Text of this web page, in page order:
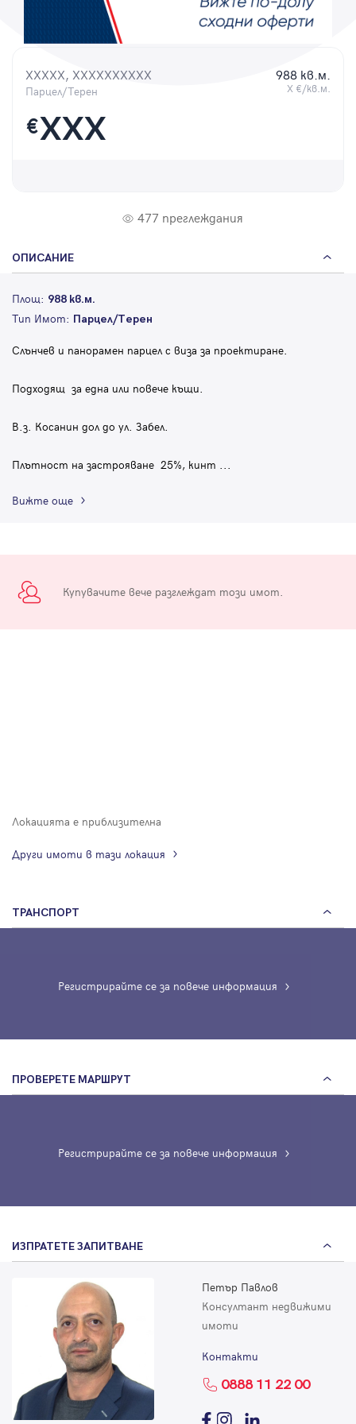
XXXXX, XXXXXXXXXX
Парцел/Терен
988 кв.м.
X €/кв.м.
€XXX
477 преглеждания
ОПИСАНИЕ
Площ: 988 кв.м.
Тип Имот: Парцел/Терен
Слънчев и панорамен парцел с виза за проектиране.
Подходящ за една или повече къщи.
В.з. Косанин дол до ул. Забел.
Плътност на застрояване 25%, кинт ...
Вижте още
Купувачите вече разглеждат този имот.
Локацията е приблизителна
Други имоти в тази локация
ТРАНСПОРТ
Регистрирайте се за повече информация
ПРОВЕРЕТЕ МАРШРУТ
Регистрирайте се за повече информация
ИЗПРАТЕТЕ ЗАПИТВАНЕ
Петър Павлов
Консултант недвижими
имоти
Контакти
0888 11 22 00
Парола